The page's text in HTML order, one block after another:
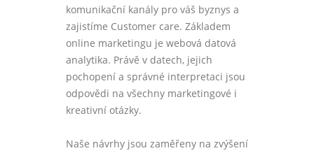
komunikační kanály pro váš byznys a
zajistíme Customer care. Základem
online marketingu je webová datová
analytika. Právě v datech, jejich
pochopení a správné interpretaci jsou
odpovědi na všechny marketingové i
kreativní otázky.
Naše návrhy jsou zaměřeny na zvýšení